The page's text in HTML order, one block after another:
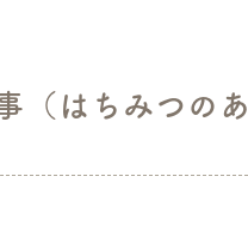
（はちみつの